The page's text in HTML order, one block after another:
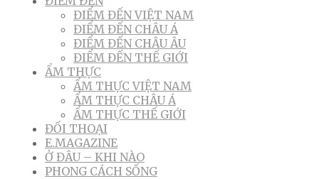
ĐIỂM ĐẾN VIỆT NAM
ĐIỂM ĐẾN CHÂU Á
ĐIỂM ĐẾN CHÂU ÂU
ĐIỂM ĐẾN THẾ GIỚI
ẨM THỰC
ẨM THỰC VIỆT NAM
ẨM THỰC CHÂU Á
ẨM THỰC THẾ GIỚI
ĐỐI THOẠI
E.MAGAZINE
Ở ĐÂU – KHI NÀO
PHONG CÁCH SỐNG